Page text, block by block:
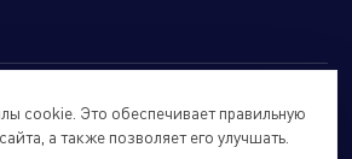
права защищены.
данных
cookie. Это обеспечивает правильную
а также позволяет его улучшать.